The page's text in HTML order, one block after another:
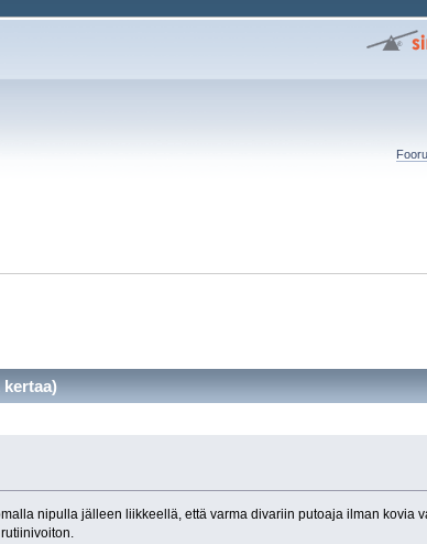
nipulla jälleen liikkeellä, että varma divariin putoaja ilman kovia